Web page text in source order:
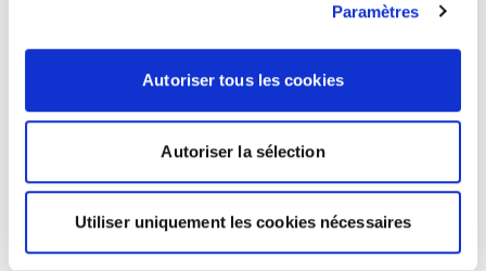
Paramètres
Autoriser tous les cookies
Autoriser la sélection
Utiliser uniquement les cookies nécessaires